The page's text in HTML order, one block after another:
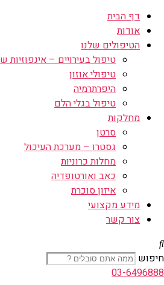
דף הבית
אודות
הטיפולים שלנו
טיפול בעירויים – אינפוזיות
טיפולי אוזון
היפרתרמיה
טיפול בגלי הלם
מחלקות
סרטן
גסטרו – מערכת העיכול
מחלות כרוניות
כאב ואורטופדיה
איזון סוכרת
מידע מקצועי
צור קשר
חיפוש
03-6496888